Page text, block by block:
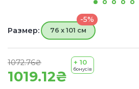
1019.12₴
1072.76₴ + 10
бонусів
Размер:
-5%
76 x 101 см